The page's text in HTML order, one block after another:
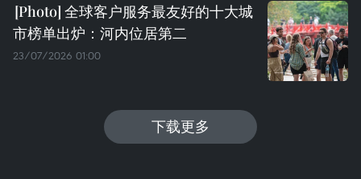
全球客户服务最友好的十大城
市榜单出炉：河内位居第二
23/07/2026 01:00
下载更多